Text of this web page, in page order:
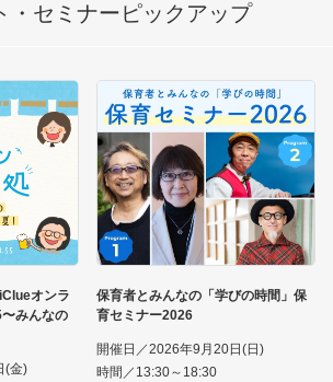
・セミナーピックアップ
オンラ
みんなの
(金)
保育者とみんなの「学びの時間」保
育セミナー2026
開催日／2026年9月20日(日)
時間／13:30～18:30